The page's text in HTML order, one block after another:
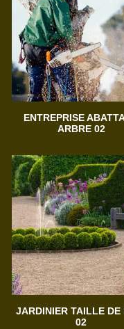
ENTREPRISE
ARBRE 02
JARDINIER TAILLE DE
02